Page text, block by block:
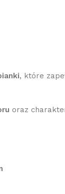
, które
oraz